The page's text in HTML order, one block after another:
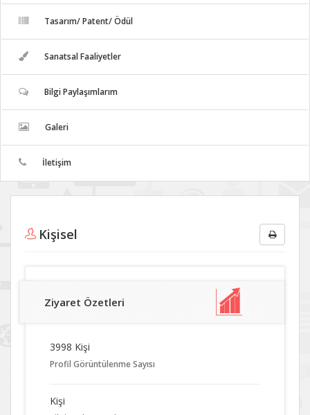
Tasarım/ Patent/ Ödül
Sanatsal Faaliyetler
Bilgi Paylaşımlarım
Galeri
İletişim
Kişisel
Ziyaret Özetleri
3998 Kişi
Profil Görüntülenme Sayısı
Kişi